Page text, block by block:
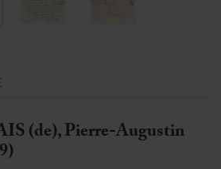
(de), Pierre-Augustin